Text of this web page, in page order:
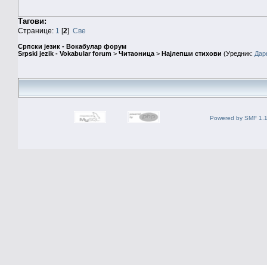
Тагови:
Странице: 1 [2] Све
Српски језик - Вокабулар форум
Srpski jezik - Vokabular forum > Читаоница > Најлепши стихови (Уредник:
Powered by SMF